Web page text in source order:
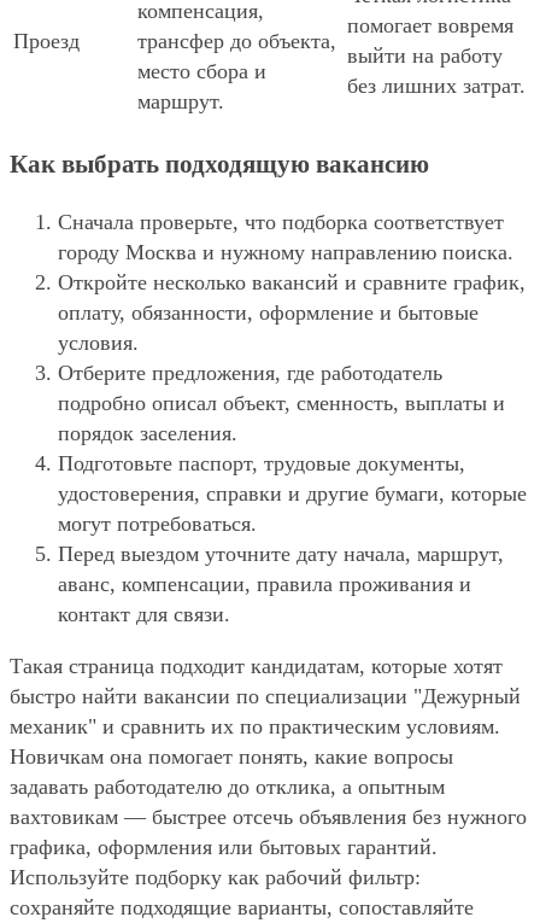
Проезд
компенсация,
трансфер до объекта,
место сбора и
маршрут.
помогает вовремя
выйти на работу
без лишних затрат.
Как выбрать подходящую вакансию
Сначала проверьте, что подборка соответствует
городу Москва и нужному направлению поиска.
Откройте несколько вакансий и сравните график,
оплату, обязанности, оформление и бытовые
условия.
Отберите предложения, где работодатель
подробно описал объект, сменность, выплаты и
порядок заселения.
Подготовьте паспорт, трудовые документы,
удостоверения, справки и другие бумаги, которые
могут потребоваться.
Перед выездом уточните дату начала, маршрут,
аванс, компенсации, правила проживания и
контакт для связи.
Такая страница подходит кандидатам, которые хотят
быстро найти вакансии по специализации "Дежурный
механик" и сравнить их по практическим условиям.
Новичкам она помогает понять, какие вопросы
задавать работодателю до отклика, а опытным
вахтовикам — быстрее отсечь объявления без нужного
графика, оформления или бытовых гарантий.
Используйте подборку как рабочий фильтр:
сохраняйте подходящие варианты, сопоставляйте